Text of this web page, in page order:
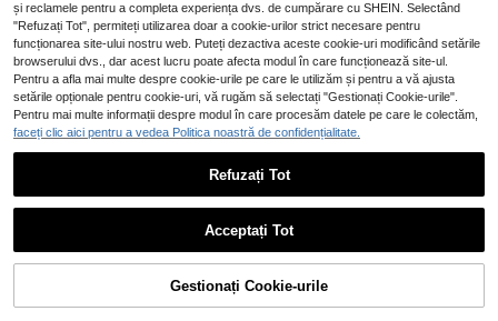
și reclamele pentru a completa experiența dvs. de cumpărare cu SHEIN. Selectând
"Refuzați Tot", permiteți utilizarea doar a cookie-urilor strict necesare pentru
funcționarea site-ului nostru web. Puteți dezactiva aceste cookie-uri modificând setările
browserului dvs., dar acest lucru poate afecta modul în care funcționează site-ul.
Pentru a afla mai multe despre cookie-urile pe care le utilizăm și pentru a vă ajusta
setările opționale pentru cookie-uri, vă rugăm să selectați "Gestionați Cookie-urile".
Pentru mai multe informații despre modul în care procesăm datele pe care le colectăm,
faceți clic aici pentru a vedea Politica noastră de confidențialitate.
Refuzați Tot
Acceptați Tot
Gestionați Cookie-urile